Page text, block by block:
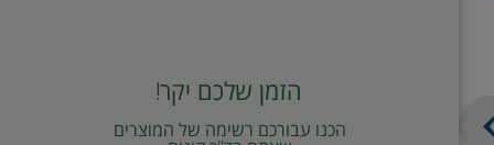
הזמן שלכם יקר!
הכנו עבורכם רשימה של המוצרים